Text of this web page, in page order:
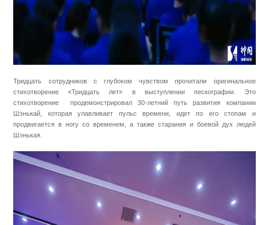
Тридцать сотрудников с глубоком чувством прочитали оригинальное
стихотворение «Тридцать лет» в выступлении пескографии. Это
стихотворение продемонстрировал 30-летний путь развития компании
Шэнькай, которая улавливает пульс времени, идет по его стопам и
продвигается в ногу со временем, а также старания и боевой дух людей
Шэнькая.